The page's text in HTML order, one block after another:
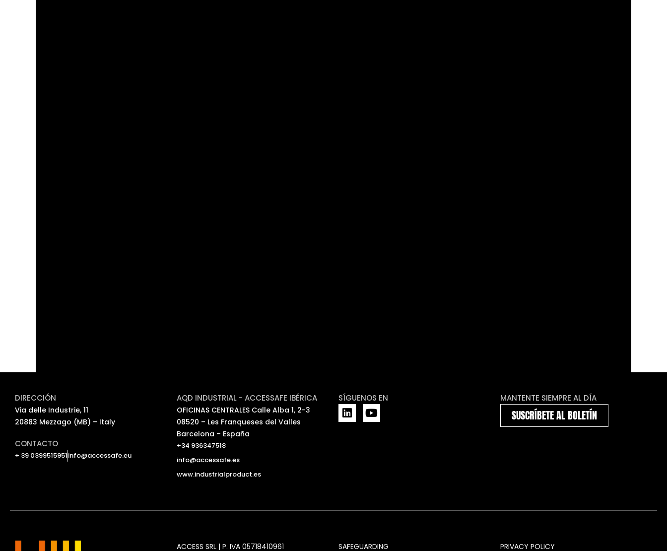
DIRECCIÓN
Via delle Industrie, 11
20883 Mezzago (MB) – Italy
CONTACTO
+ 39 0399515951info@accessafe.eu
AQD INDUSTRIAL - ACCESSAFE IBÉRICA
OFICINAS CENTRALES Calle Alba 1, 2-3
08520 – Les Franqueses del Valles
Barcelona – España
+34 936347518
info@accessafe.es
www.industrialproduct.es
SÍGUENOS EN
L
i
Y
o
MANTENTE SIEMPRE AL DÍA
SUSCRÍBETE AL BOLETÍN
ACCESS SRL | P. IVA 05718410961 SAFEGUARDING PRIVACY POLICY